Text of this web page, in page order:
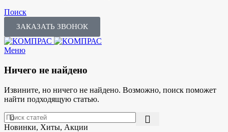
Поиск
ЗАКАЗАТЬ ЗВОНОК
Меню
Ничего не найдено
Извините, но ничего не найдено. Возможно, поиск поможет
найти подходящую статью.
Новинки, Хиты, Акции